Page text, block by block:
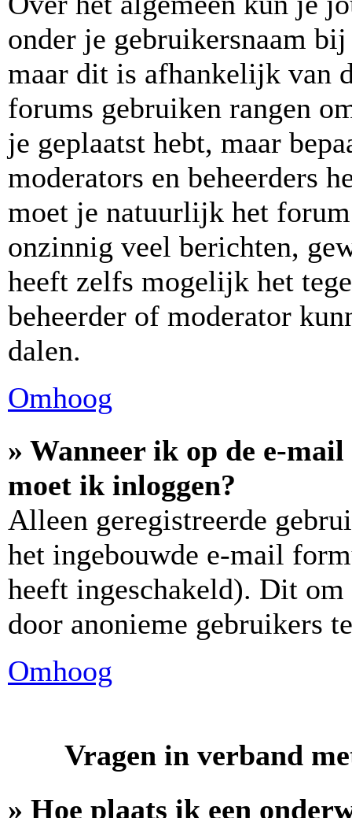
onder je gebruikersnaam
maar dit is afhankelijk van
forums gebruiken rangen
je geplaatst hebt, maar
moderators en beheerders
moet je natuurlijk het
onzinnig veel berichten,
heeft zelfs mogelijk het
beheerder of moderator
dalen.
Omhoog
» Wanneer ik op de e-
moet ik inloggen?
Alleen geregistreerde
het ingebouwde e-mail
heeft ingeschakeld). Dit
door anonieme gebruikers
Omhoog
Vragen in verband
» Hoe plaats ik een